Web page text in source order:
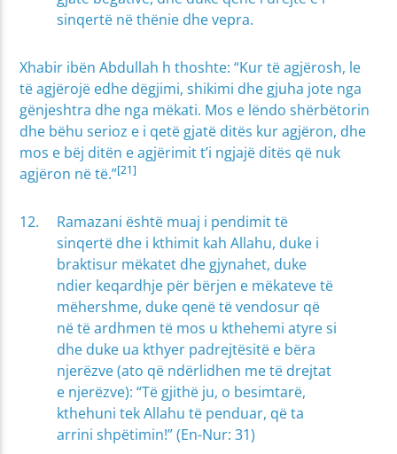
sinqertë në thënie dhe vepra.
Xhabir ibën Abdullah h thoshte: “Kur të agjërosh, le
të agjërojë edhe dëgjimi, shikimi dhe gjuha jote nga
gënjeshtra dhe nga mëkati. Mos e lëndo shërbëtorin
dhe bëhu serioz e i qetë gjatë ditës kur agjëron, dhe
mos e bëj ditën e agjërimit t’i ngjajë ditës që nuk
agjëron në të.”[21]
Ramazani është muaj i pendimit të
sinqertë dhe i kthimit kah Allahu, duke i
braktisur mëkatet dhe gjynahet, duke
ndier keqardhje për bërjen e mëkateve të
mëhershme, duke qenë të vendosur që
në të ardhmen të mos u kthehemi atyre si
dhe duke ua kthyer padrejtësitë e bëra
njerëzve (ato që ndërlidhen me të drejtat
e njerëzve): “Të gjithë ju, o besimtarë,
kthehuni tek Allahu të penduar, që ta
arrini shpëtimin!” (En-Nur: 31)